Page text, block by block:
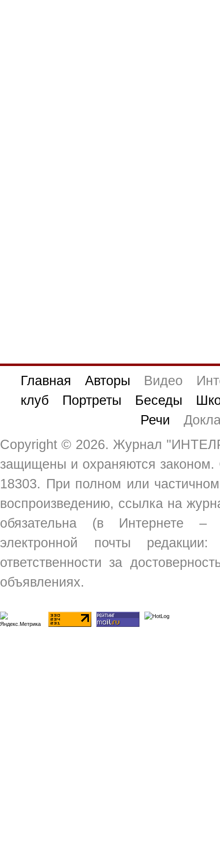
Главная Авторы Видео
клуб
Портреты Беседы
Речи
Copyright © 2026. Журнал
защищены и охраняются
18303. При полном или
воспроизведению, ссылка на
обязательна (в Интернете
электронной почты
ответственности за
объявлениях.